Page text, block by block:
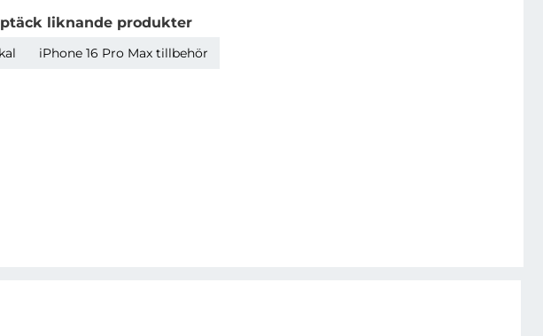
liknande produkter
iPhone 16 Pro Max tillbehör